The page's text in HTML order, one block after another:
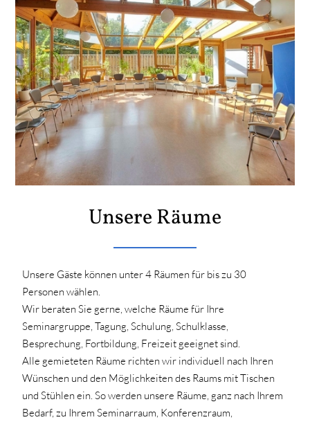
Unsere Räume
Unsere Gäste können unter 4 Räumen für bis zu 30
Personen wählen.
Wir beraten Sie gerne, welche Räume für Ihre
Seminargruppe, Tagung, Schulung, Schulklasse,
Besprechung, Fortbildung, Freizeit geeignet sind.
Alle gemieteten Räume richten wir individuell nach Ihren
Wünschen und den Möglichkeiten des Raums mit Tischen
und Stühlen ein. So werden unsere Räume, ganz nach Ihrem
Bedarf, zu Ihrem Seminarraum, Konferenzraum,